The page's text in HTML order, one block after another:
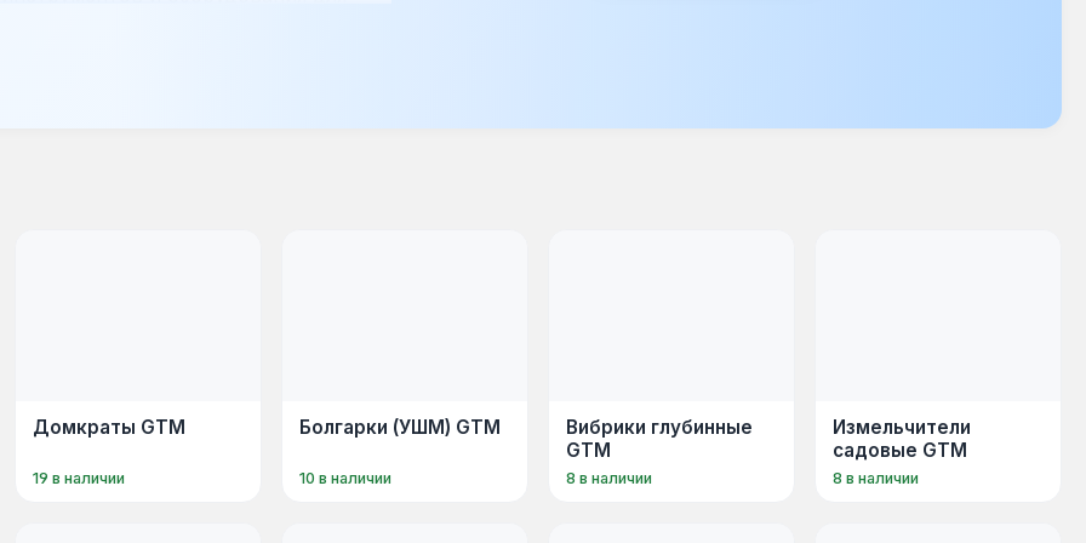
и цепных пил.
опытом, работающих для
от типа инструмента.
соответствия стандартам EC и
Домкраты GTM
19 в наличии
Болгарки (УШМ) GTM
10 в наличии
Вибрики глубинные
GTM
8 в наличии
Измельчители
садовые GTM
8 в наличии